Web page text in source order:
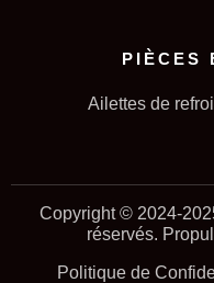
PIÈCES
Ailettes de
Copyright © 2024-
réservés.
Politique de